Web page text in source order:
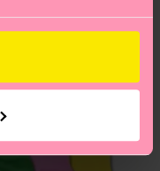
findest du die